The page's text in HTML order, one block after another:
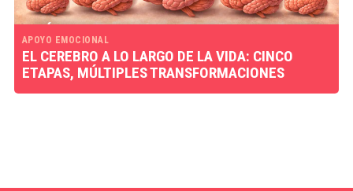
APOYO EMOCIONAL
EL CEREBRO A LO LARGO DE LA VIDA: CINCO
ETAPAS, MÚLTIPLES TRANSFORMACIONES